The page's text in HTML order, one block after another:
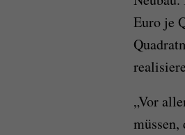
Euro je
„Vor